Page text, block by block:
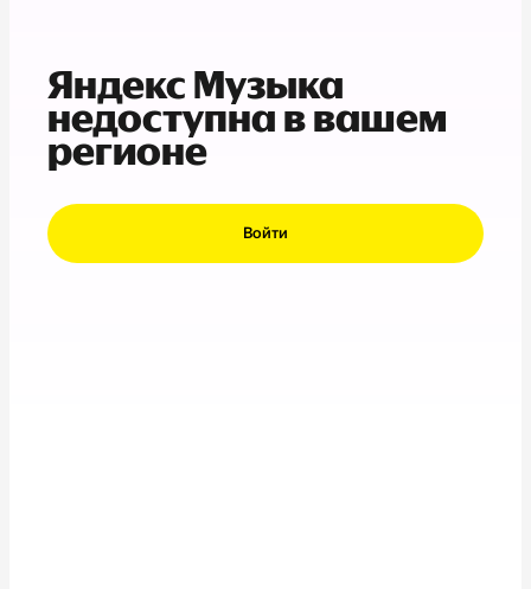
Яндекс Музыка
недоступна в вашем
регионе
Войти